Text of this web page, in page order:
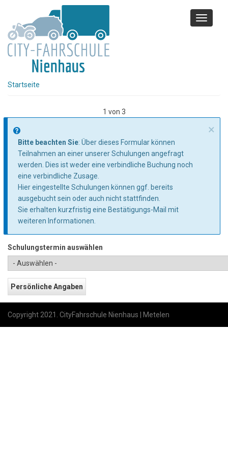
Inhalt
Toggle
Startseite
1 von 3
Informationsnachricht
×
Bitte beachten Sie: Über dieses Formular können
Teilnahmen an einer unserer Schulungen angefragt
werden. Dies ist weder eine verbindliche Buchung noch
eine verbindliche Zusage.
Hier eingestellte Schulungen können ggf. bereits
ausgebucht sein oder auch nicht stattfinden.
Sie erhalten kurzfristig eine Bestätigungs-Mail mit
weiteren Informationen.
Schulungstermin auswählen
Copyright 2021. CityFahrschule Nienhaus | Metelen